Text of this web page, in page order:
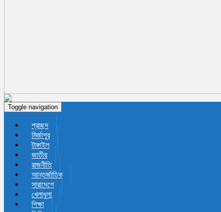
Toggle navigation
প্রচ্ছদ
মির্জাপুর
টাঙ্গাইল
জাতীয়
রাজনীতি
আন্তর্জাতিক
সারাদেশে
খেলাধুলা
শিক্ষা